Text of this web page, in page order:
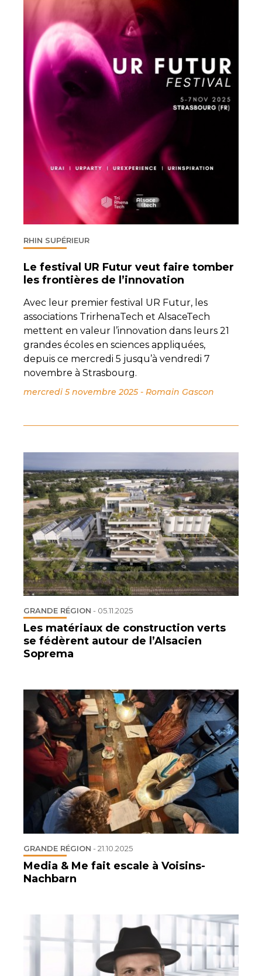
RHIN SUPÉRIEUR
Le festival UR Futur veut faire tomber
les frontières de l’innovation
Avec leur premier festival UR Futur, les
associations TrirhenaTech et AlsaceTech
mettent en valeur l’innovation dans leurs 21
grandes écoles en sciences appliquées,
depuis ce mercredi 5 jusqu’à vendredi 7
novembre à Strasbourg.
mercredi 5 novembre 2025- Romain Gascon
GRANDE RÉGION - 05.11.2025
Les matériaux de construction verts
se fédèrent autour de l’Alsacien
Soprema
GRANDE RÉGION -21.10.2025
Media & Me fait escale à Voisins-
Nachbarn